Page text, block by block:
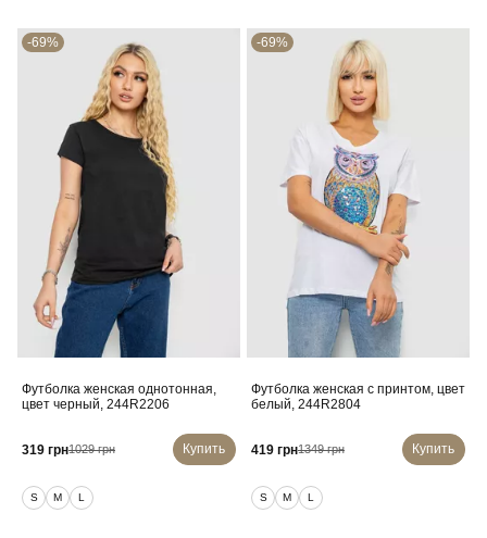
-69%
Футболка женская однотонная,
цвет черный, 244R2206
319 грн1029 грн Купить
S M L
-69%
Футболка женская с принтом, цвет
белый, 244R2804
419 грн1349 грн Купить
S M L